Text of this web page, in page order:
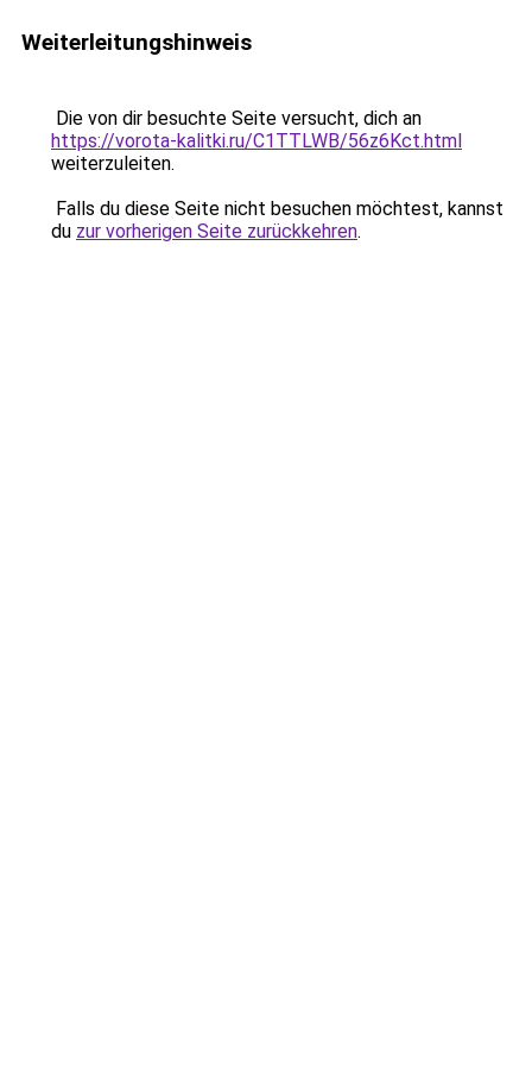
Weiterleitungshinweis
Die von dir besuchte Seite versucht, dich an
https://vorota-kalitki.ru/C1TTLWB/56z6Kct.html
weiterzuleiten.
Falls du diese Seite nicht besuchen möchtest, kannst
du zur vorherigen Seite zurückkehren.